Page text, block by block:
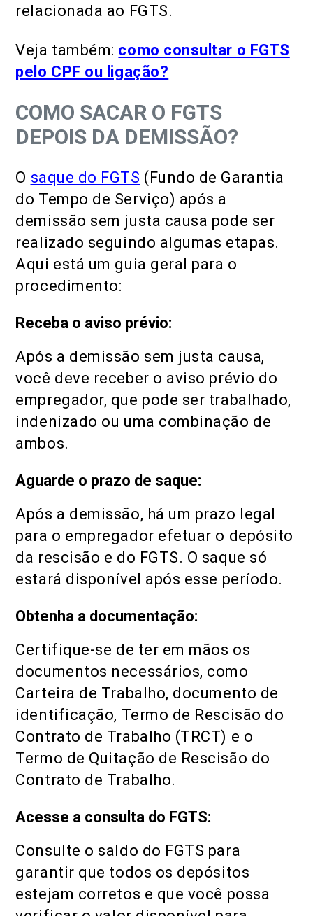
relacionada ao FGTS.
Veja também: como consultar o FGTS
pelo CPF ou ligação?
COMO SACAR O FGTS
DEPOIS DA DEMISSÃO?
O saque do FGTS (Fundo de Garantia
do Tempo de Serviço) após a
demissão sem justa causa pode ser
realizado seguindo algumas etapas.
Aqui está um guia geral para o
procedimento:
Receba o aviso prévio:
Após a demissão sem justa causa,
você deve receber o aviso prévio do
empregador, que pode ser trabalhado,
indenizado ou uma combinação de
ambos.
Aguarde o prazo de saque:
Após a demissão, há um prazo legal
para o empregador efetuar o depósito
da rescisão e do FGTS. O saque só
estará disponível após esse período.
Obtenha a documentação:
Certifique-se de ter em mãos os
documentos necessários, como
Carteira de Trabalho, documento de
identificação, Termo de Rescisão do
Contrato de Trabalho (TRCT) e o
Termo de Quitação de Rescisão do
Contrato de Trabalho.
Acesse a consulta do FGTS:
Consulte o saldo do FGTS para
garantir que todos os depósitos
estejam corretos e que você possa